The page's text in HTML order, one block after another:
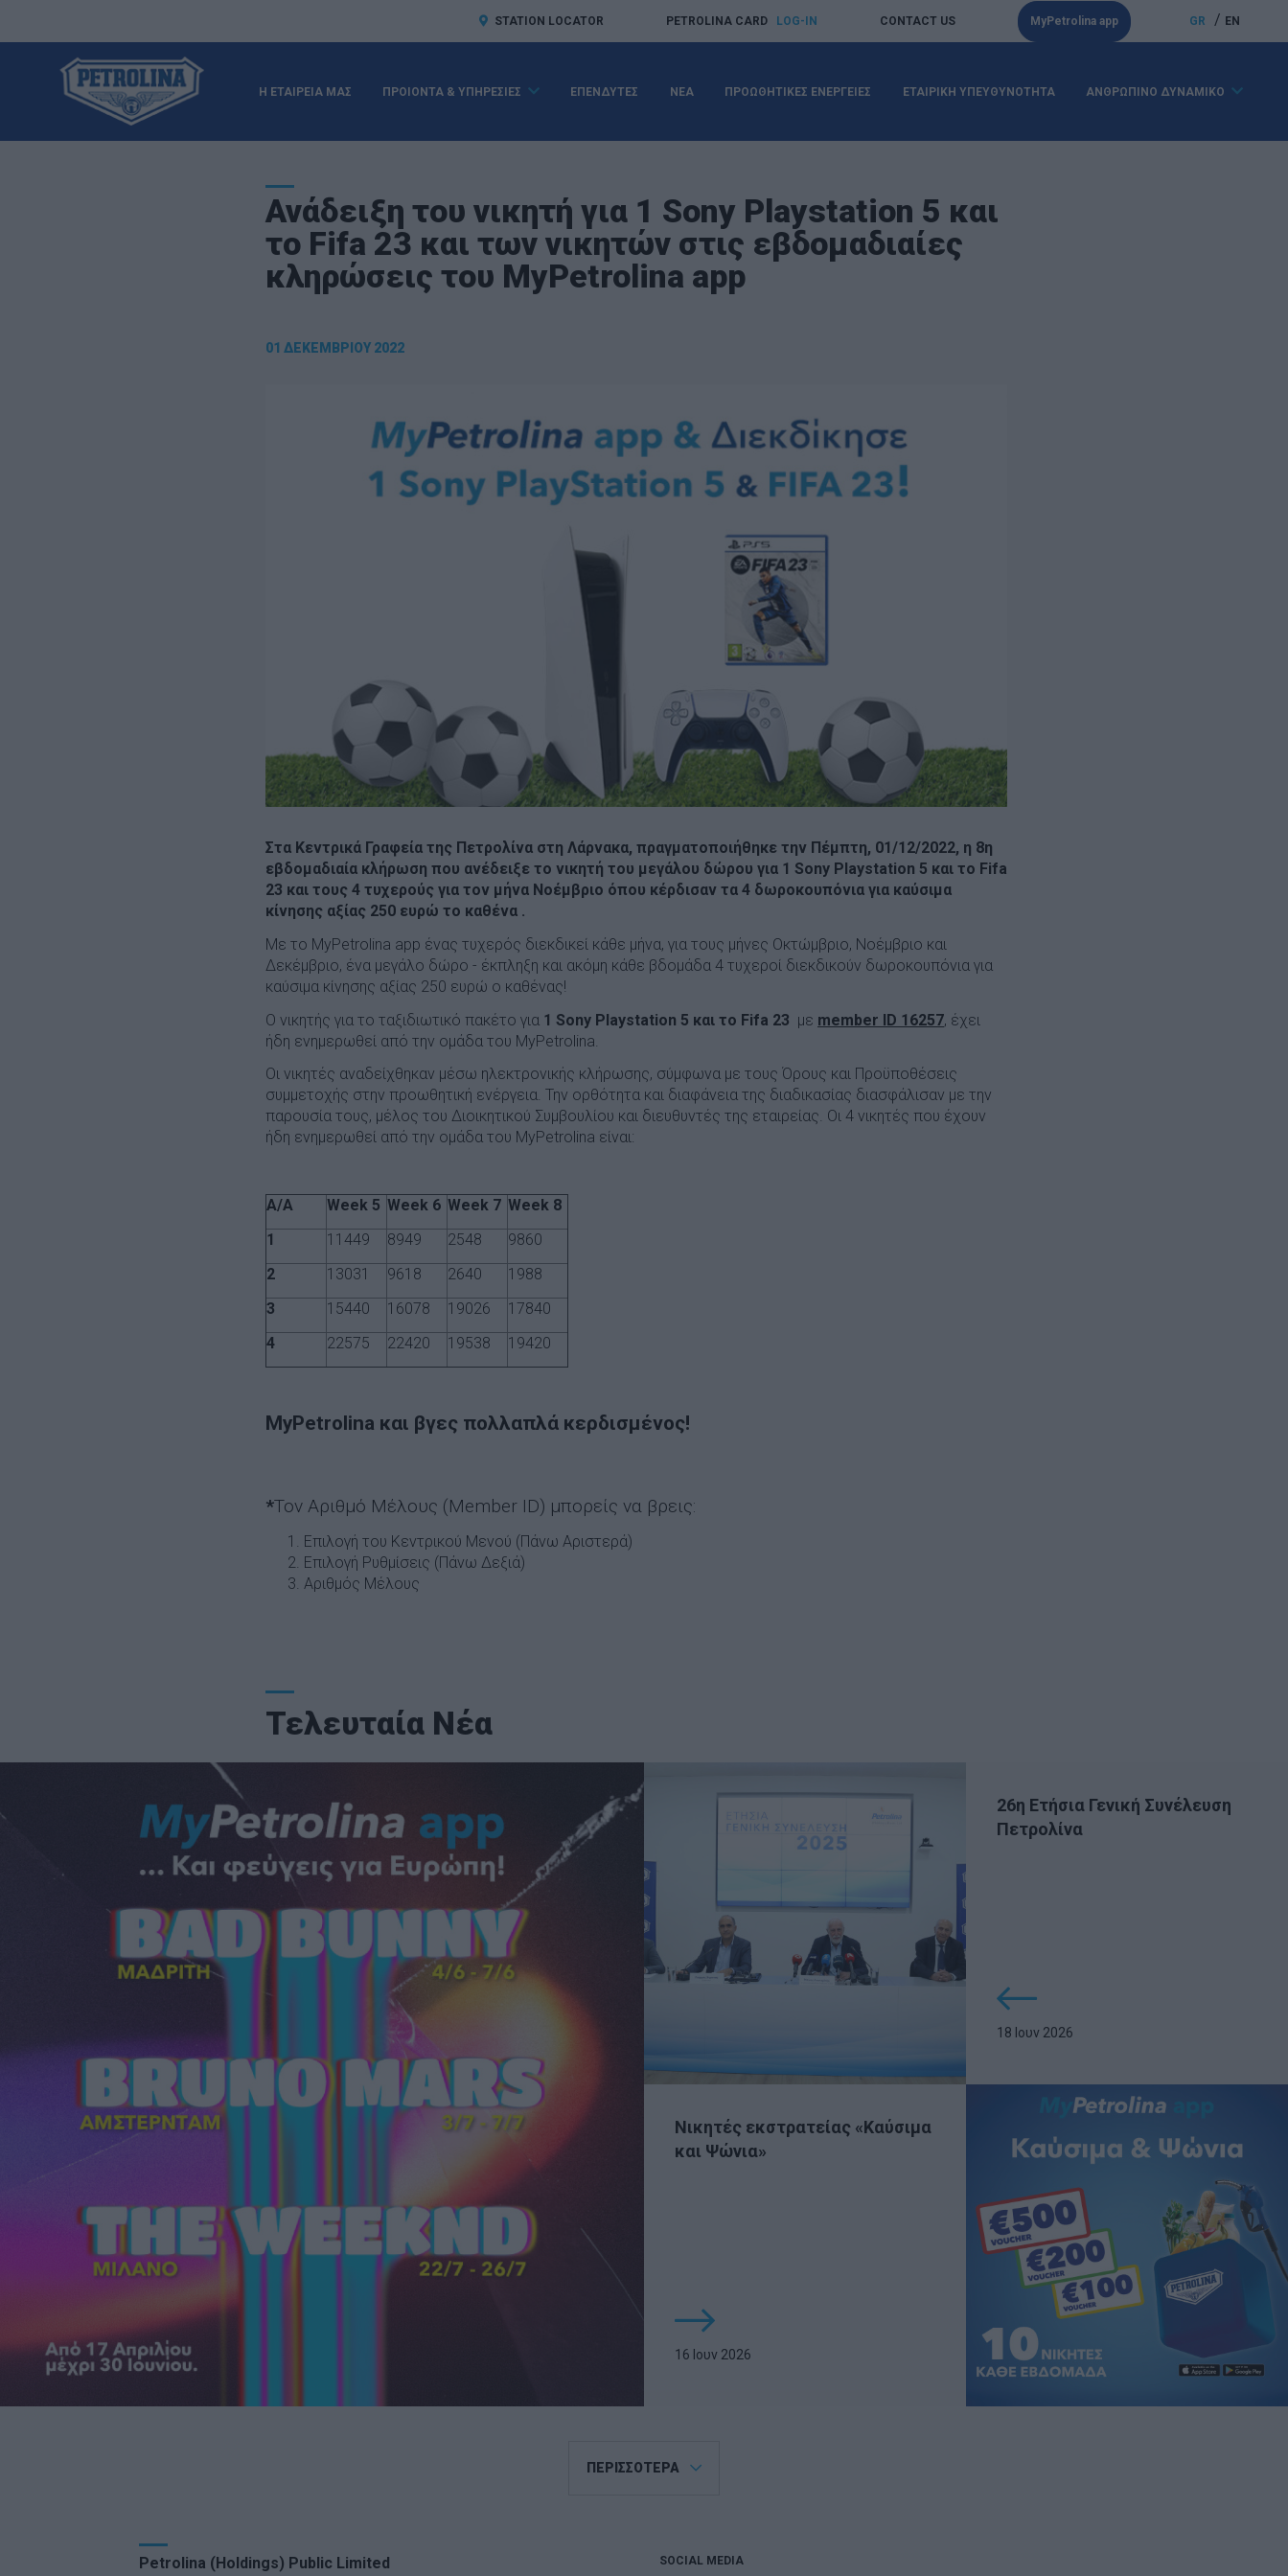
GR / EN
STATION LOCATOR PETROLINA CARD LOG-IN CONTACT US MyPetrolina app
Η ΕΤΑΙΡΕΙΑ ΜΑΣ ΠΡΟΙΟΝΤΑ & ΥΠΗΡΕΣΙΕΣ ΕΠΕΝΔΥΤΕΣ ΝΕΑ ΠΡΟΩΘΗΤΙΚΕΣ ΕΝΕΡΓΕΙΕΣ ΕΤΑΙΡΙΚΗ ΥΠΕΥΘΥΝΟΤΗΤΑ ΑΝΘΡΩΠΙΝΟ ΔΥΝΑΜΙΚΟ
Ανάδειξη του νικητή για 1 Sony Playstation 5 και
το Fifa 23 και των νικητών στις εβδομαδιαίες
κληρώσεις του MyPetrolina app
01 ΔΕΚΕΜΒΡΊΟΥ 2022
Στα Κεντρικά Γραφεία της Πετρολίνα στη Λάρνακα, πραγματοποιήθηκε την Πέμπτη, 01/12/2022, η 8η
εβδομαδιαία κλήρωση που ανέδειξε το νικητή του μεγάλου δώρου για 1 Sony Playstation 5 και το Fifa
23 και τους 4 τυχερούς για τον μήνα Νοέμβριο όπου κέρδισαν τα 4 δωροκουπόνια για καύσιμα
κίνησης αξίας 250 ευρώ το καθένα .
Με το MyPetrolina app ένας τυχερός διεκδικεί κάθε μήνα, για τους μήνες Οκτώμβριο, Νοέμβριο και
Δεκέμβριο, ένα μεγάλο δώρο - έκπληξη και ακόμη κάθε βδομάδα 4 τυχεροί διεκδικούν δωροκουπόνια για
καύσιμα κίνησης αξίας 250 ευρώ ο καθένας!
Ο νικητής για το ταξιδιωτικό πακέτο για 1 Sony Playstation 5 και το Fifa 23 με member ID 16257, έχει
ήδη ενημερωθεί από την ομάδα του MyPetrolina.
Οι νικητές αναδείχθηκαν μέσω ηλεκτρονικής κλήρωσης, σύμφωνα με τους Όρους και Προϋποθέσεις
συμμετοχής στην προωθητική ενέργεια. Την ορθότητα και διαφάνεια της διαδικασίας διασφάλισαν με την
παρουσία τους, μέλος του Διοικητικού Συμβουλίου και διευθυντές της εταιρείας. Οι 4 νικητές που έχουν
ήδη ενημερωθεί από την ομάδα του MyPetrolina είναι:
A/A Week 5 Week 6 Week 7 Week 8
1
11449 8949 2548
9860
2
13031 9618 2640
1988
3
15440 16078 19026
17840
4
22575 22420 19538 19420
MyPetrolina και βγες πολλαπλά κερδισμένος!
*Τον Αριθμό Μέλους (Member ID) μπορείς να βρεις:
Επιλογή του Κεντρικού Μενού (Πάνω Αριστερά)
Επιλογή Ρυθμίσεις (Πάνω Δεξιά)
Αριθμός Μέλους
Τελευταία Νέα
26η Ετήσια Γενική Συνέλευση
Πετρολίνα
18 Ιουν 2026
Νικητές εκστρατείας «Καύσιμα
και Ψώνια»
16 Ιουν 2026
ΠΕΡΙΣΣΟΤΕΡΑ
Petrolina (Holdings) Public Limited SOCIAL MEDIA